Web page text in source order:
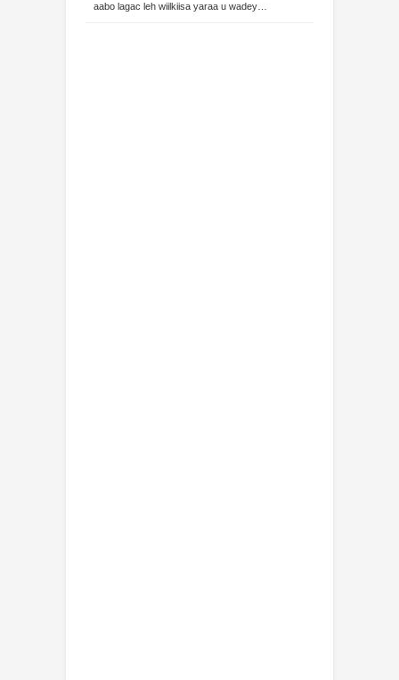
aabo lagac leh wiilkiisa yaraa u wadey…